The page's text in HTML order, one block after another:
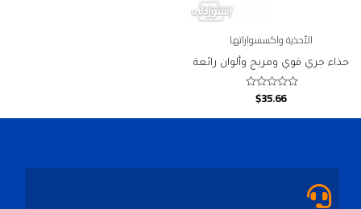
الأحذية واكسسواراتها
حذاء جري قوي ومريح وألوان رائعة
Rated
$35.66